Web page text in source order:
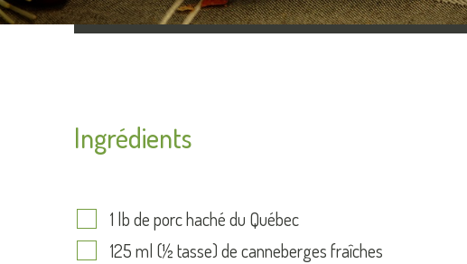
Ingrédients
1 lb de porc haché du Québec
125 ml (½ tasse) de canneberges fraîches